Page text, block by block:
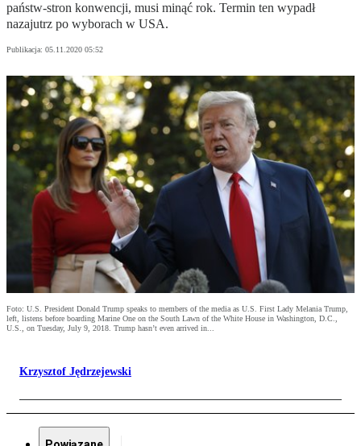
państw-stron konwencji, musi minąć rok. Termin ten wypadł
nazajutrz po wyborach w USA.
Publikacja: 05.11.2020 05:52
Foto: U.S. President Donald Trump speaks to members of the media as U.S. First Lady Melania Trump,
left, listens before boarding Marine One on the South Lawn of the White House in Washington, D.C.,
U.S., on Tuesday, July 9, 2018. Trump hasn’t even arrived in...
Krzysztof Jędrzejewski